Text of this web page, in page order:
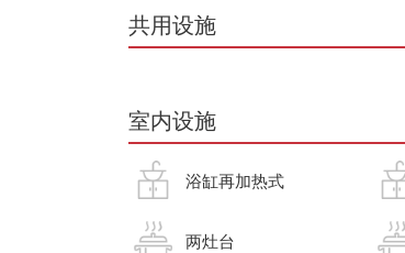
共用设施
室内设施
浴缸再加热式
两灶台